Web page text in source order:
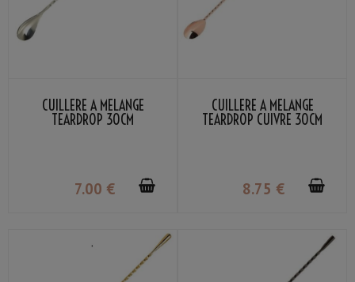
CUILLÈRE À MÉLANGE
TEARDROP 30CM
7.00 €
CUILLÈRE À MÉLANGE
TEARDROP CUIVRE 30CM
8.75 €